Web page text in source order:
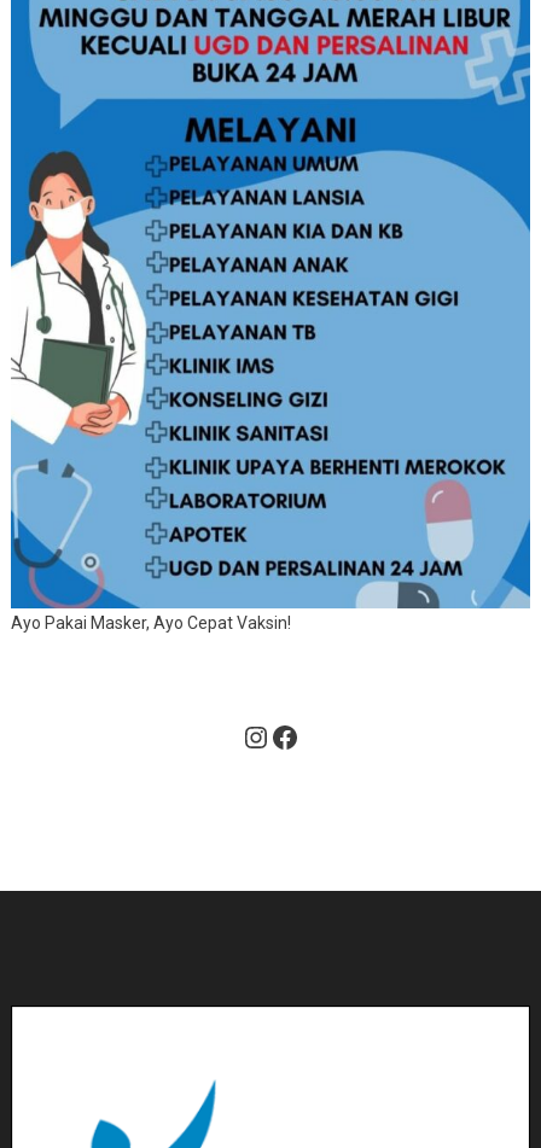
Ayo Pakai Masker, Ayo Cepat Vaksin!
Instagram
Facebook